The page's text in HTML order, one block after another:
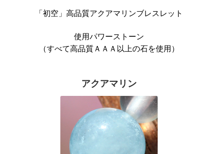
「初空」高品質アクアマリンブレスレット
使用パワーストーン
（すべて高品質ＡＡＡ以上の石を使用）
アクアマリン